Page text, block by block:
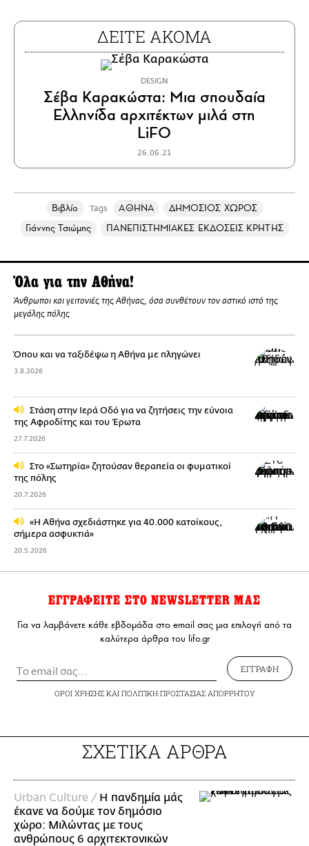
ΔΕΙΤΕ ΑΚΟΜΑ
DESIGN
Σέβα Καρακώστα: Μια σπουδαία
Ελληνίδα αρχιτέκτων μιλά στη
LiFO
26.06.21
Βιβλίο Tags ΑΘΗΝΑ
ΔΗΜΟΣΙΟΣ ΧΩΡΟΣ
Γιάννης Τσιώμης
ΠΑΝΕΠΙΣΤΗΜΙΑΚΕΣ ΕΚΔΟΣΕΙΣ ΚΡΗΤΗΣ
Όλα για την Αθήνα!
Άνθρωποι και γειτονιές της Αθήνας, όσα συνθέτουν τον αστικό ιστό της
μεγάλης πόλης
Όπου και να ταξιδέψω η Αθήνα με πληγώνει
3.8.2026
Στάση στην Ιερά Οδό για να ζητήσεις την εύνοια
της Αφροδίτης και του Έρωτα
27.7.2026
Στo «Σωτηρία» ζητούσαν θεραπεία οι φυματικοί
της πόλης
20.7.2026
«Η Αθήνα σχεδιάστηκε για 40.000 κατοίκους,
σήμερα ασφυκτιά»
20.5.2026
ΕΓΓΡΑΦΕΙΤΕ ΣΤΟ NEWSLETTER ΜΑΣ
Για να λαμβάνετε κάθε εβδομάδα στο email σας μια επιλογή από τα
καλύτερα άρθρα του lifo.gr
ΕΓΓΡΑΦΗ
ΟΡΟΙ ΧΡΗΣΗΣΚΑΙ ΠΟΛΙΤΙΚΗ ΠΡΟΣΤΑΣΙΑΣ ΑΠΟΡΡΗΤΟΥ
ΣΧΕΤΙΚΑ ΑΡΘΡΑ
Urban Culture / Η πανδημία μάς
έκανε να δούμε τον δημόσιο
χώρο: Μιλώντας με τους
ανθρώπους 6 αρχιτεκτονικών